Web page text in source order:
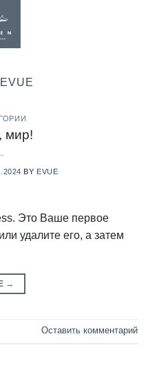
EVUE
мир!
BY EVUE
Это Ваше первое
удалите его, а затем
→
Оставить комментарий